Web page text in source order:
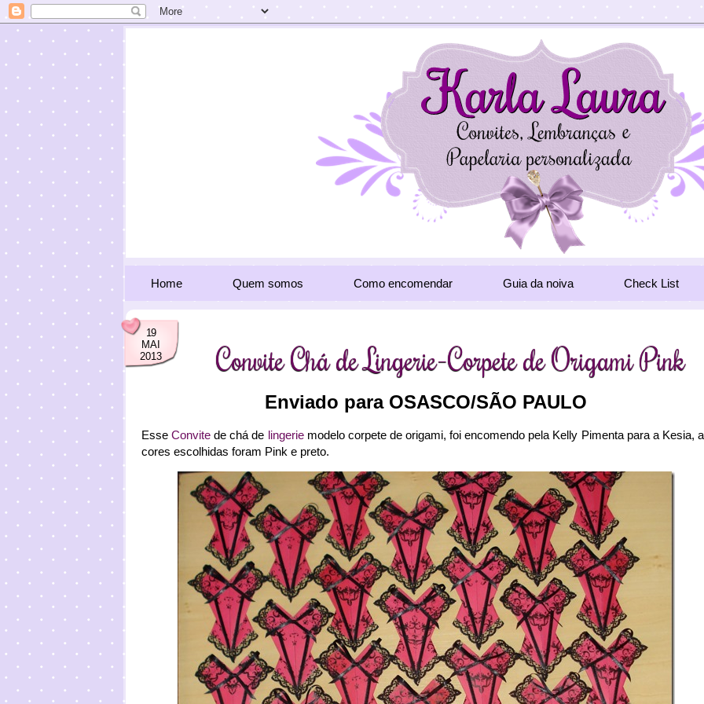
Home Quem somos Como encomendar Guia da noiva Check List
19
MAI
2013
Convite Chá de Lingerie–Corpete de Origami Pink
Enviado para OSASCO/SÃO PAULO
EsseConvite de chá de lingeriemodelo corpete de origami, foi encomendo pela Kelly Pimenta para a Kesia,
cores escolhidas foram Pink e preto.